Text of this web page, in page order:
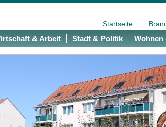
Startseite
& Arbeit Stadt & Politik Wohnen